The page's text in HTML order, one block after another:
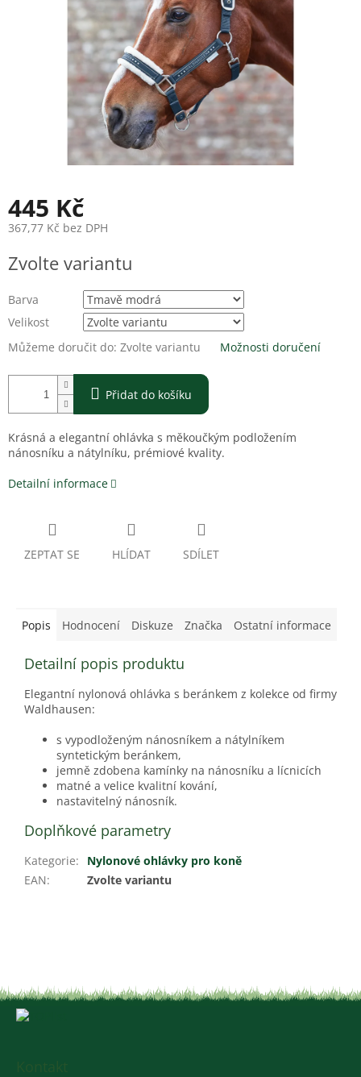
445 Kč
367,77 Kč bez DPH
cena:
Zvolte variantu
Barva
Velikost
Můžeme doručit do: Zvolte variantu Možnosti doručení
Přidat do košíku
Krásná a elegantní ohlávka s měkoučkým podložením
nánosníku a nátylníku, prémiové kvality.
Detailní informace
ZEPTAT SE HLÍDAT SDÍLET
Popis Hodnocení Diskuze Značka Ostatní informace
Detailní popis produktu
Elegantní nylonová ohlávka s beránkem z kolekce od firmy
Waldhausen:
s vypodloženým nánosníkem a nátylníkem
syntetickým beránkem,
jemně zdobena kamínky na nánosníku a lícnicích
matné a velice kvalitní kování,
nastavitelný nánosník.
Doplňkové parametry
Kategorie:
Nylonové ohlávky pro koně
EAN: Zvolte variantu